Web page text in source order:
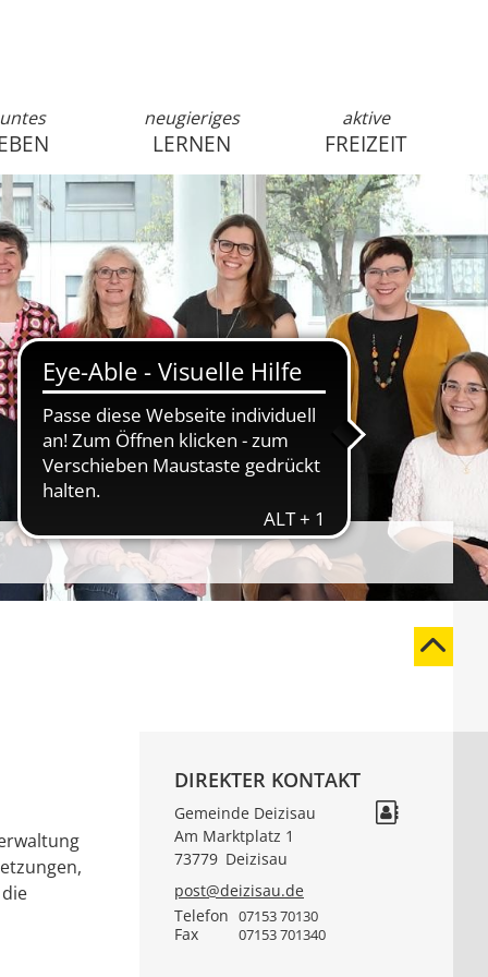
anmelden
neugieriges
LERNEN
aktive
FREIZEIT
DIREKTER KONTAKT
Gemeinde Deizisau
Am Marktplatz 1
73779 Deizisau
post@deizisau.de
Telefon 07153 70130
Fax 07153 701340